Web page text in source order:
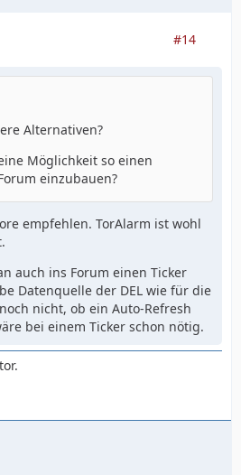
#14
Alternativen?
Möglichkeit so einen
einzubauen?
empfehlen. TorAlarm ist wohl
auch ins Forum einen Ticker
Datenquelle der DEL wie für die
nicht, ob ein Auto-Refresh
bei einem Ticker schon nötig.